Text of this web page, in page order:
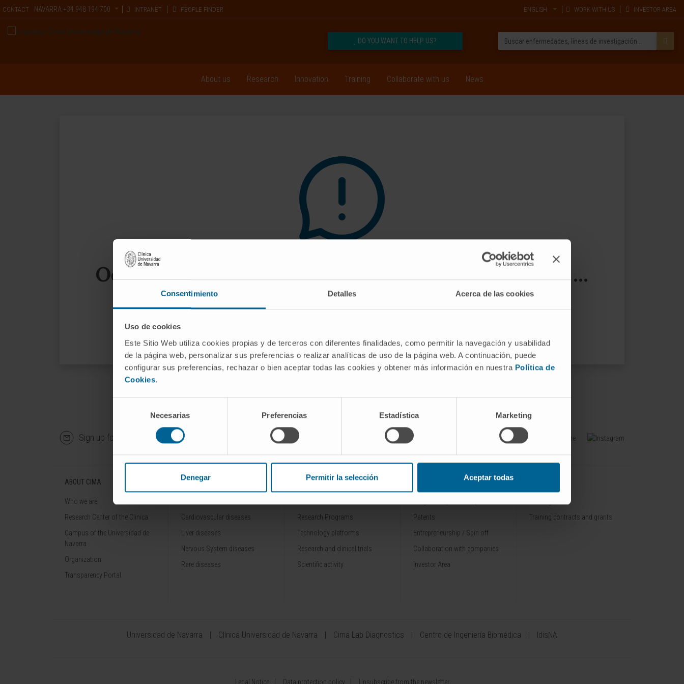
Consentimiento Detalles Acerca de las cookies
Uso de cookies
Este Sitio Web utiliza cookies propias y de terceros con diferentes finalidades, como permitir la navegación y usabilidad
de la página web, personalizar sus preferencias o realizar analíticas de uso de la página web. A continuación, puede
configurar sus preferencias, rechazar o bien aceptar todas las cookies y obtener más información en nuestra Política de
Cookies.
consentimiento
Necesarias Preferencias Estadística Marketing
Denegar Permitir la selección Aceptar todas
CONTACT NAVARRA +34 948 194 700 INTRANET PEOPLE FINDER ENGLISH WORK WITH US INVESTOR AREA
DO YOU WANT TO HELP US?
About us Research Innovation Training Collaborate with us News
Oops, the page you are looking for does not exist ...
Sign up for our newsletter Follow us
ABOUT CIMA
Who we are
Research Center of the Clinica
Campus of the Universidad de
Navarra
Organization
Transparency Portal
DISEASES
Cardiovascular diseases
Liver diseases
Nervous System diseases
Rare diseases
RESEARCH
Research Programs
Technology platforms
Research and clinical trials
Scientific activity
Patents
Entrepreneurship / Spin off
Collaboration with companies
Investor Area
Training contracts and grants
Universidad de Navarra Clínica Universidad de Navarra Cima Lab Diagnostics Centro de Ingeniería Biomédica IdisNA
Legal Notice Data protection policy Unsubscribe from the newsletter